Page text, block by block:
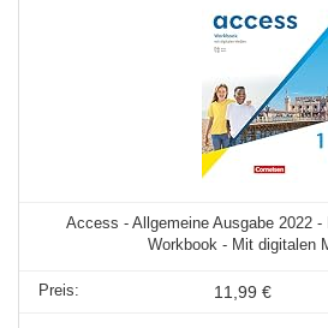
Access - Allgemeine Ausgabe 2022
Workbook - Mit digitalen
11,99 €